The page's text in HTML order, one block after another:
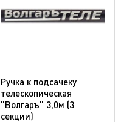
Ручка к подсачеку
телескопическая
"Волгаръ" 3,0м (3
секции)